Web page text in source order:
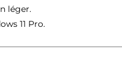
léger.
11 Pro.